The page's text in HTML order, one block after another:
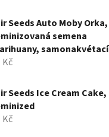
Seeds Auto Moby Orka,
semena
samonakvétací
Kč
Seeds Ice Cream Cake,
Kč